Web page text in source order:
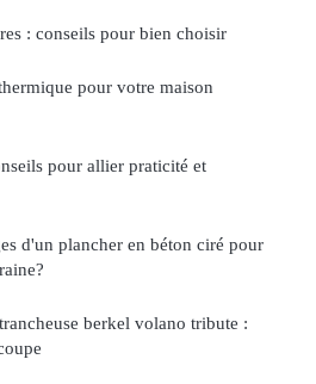
: conseils pour bien choisir
pour votre maison
pour allier praticité et
d'un plancher en béton ciré pour
berkel volano tribute :